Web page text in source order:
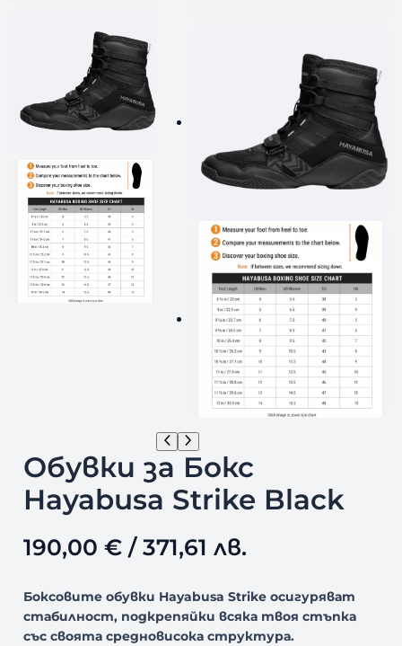
Обувки за Бокс
Hayabusa Strike Black
190,00 €/ 371,61 лв.
Боксовите обувки Hayabusa Strike осигуряват
стабилност, подкрепяйки всяка твоя стъпка
със своята средновисока структура.